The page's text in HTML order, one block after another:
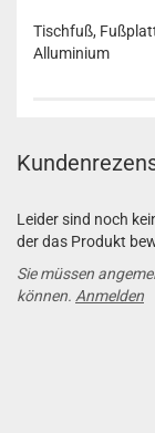
Tischfuß,
Alluminium
Leider sind noch
der das Produkt
Sie müssen
können. Anmelden